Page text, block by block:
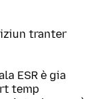
tranter
ESR è gia
temp